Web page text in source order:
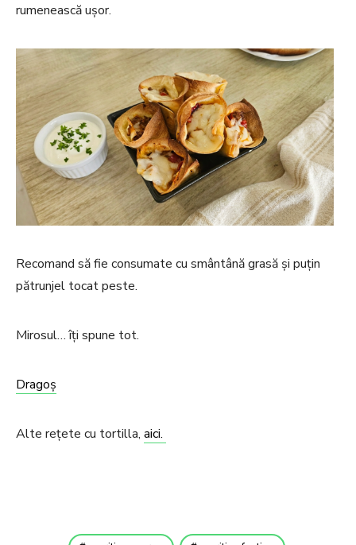
rumenească ușor.
Recomand să fie consumate cu smântână grasă și puțin
pătrunjel tocat peste.
Mirosul… îți spune tot.
Dragoș
Alte rețete cu tortilla, aici.